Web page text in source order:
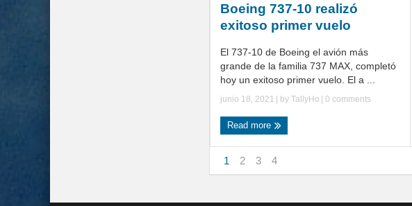
Boeing 737-10 realizó
exitoso primer vuelo
El 737-10 de Boeing el avión más
grande de la familia 737 MAX, completó
hoy un exitoso primer vuelo. El a ...
junio 18, 2021 | by TallyHo | 0 comments
Read more
1 2 3 4